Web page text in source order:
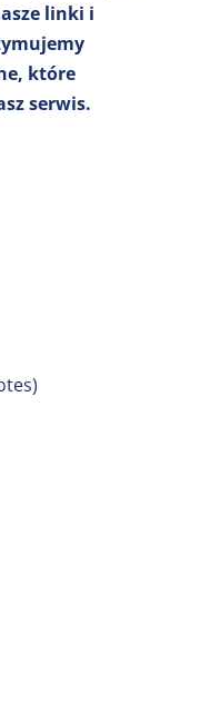
linki i
które
serwis.